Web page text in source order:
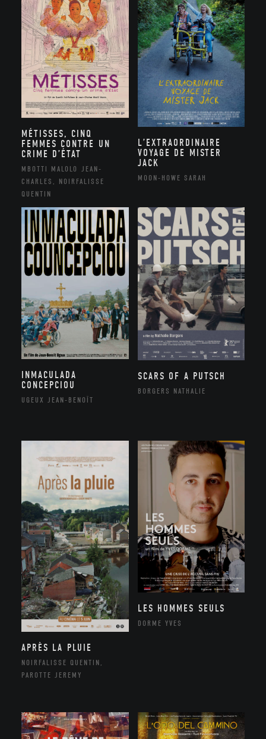
MÉTISSES, CINQ
FEMMES CONTRE UN
CRIME D’ÉTAT
MBOTTI MALOLO JEAN-
CHARLES, NOIRFALISSE
QUENTIN
L’EXTRAORDINAIRE
VOYAGE DE MISTER
JACK
MOON-HOWE SARAH
INMACULADA
CONCEPCIOU
UGEUX JEAN-BENOÎT
SCARS OF A PUTSCH
BORGERS NATHALIE
APRÈS LA PLUIE
NOIRFALISSE QUENTIN,
PAROTTE JEREMY
LES HOMMES SEULS
DORME YVES